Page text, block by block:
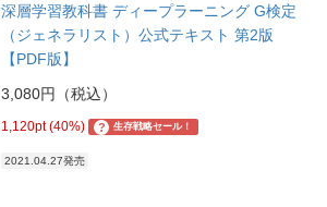
深層学習教科書 ディープラーニング G検定
（ジェネラリスト）公式テキスト 第2版
【PDF版】
3,080円（税込）
1,120pt (40%) ? 生存戦略セール！
2021.04.27発売